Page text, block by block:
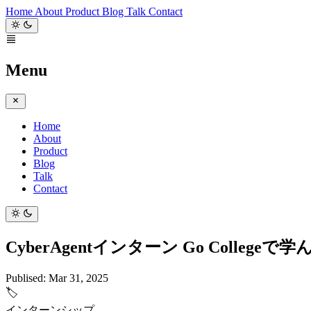
Home About Product Blog Talk Contact
Menu
Home
About
Product
Blog
Talk
Contact
CyberAgentインターン Go Collegeで学
Publised: Mar 31, 2025
🏷️